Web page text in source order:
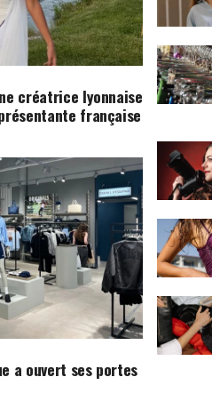
créatrice lyonnaise
française
a ouvert ses portes